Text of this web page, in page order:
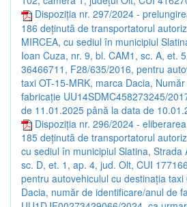
Dispoziția nr. 297/2024 -
186 deținută de transportatorul
MIRCEA, cu sediul în municipiul
Ioan Cuza, nr. 9, bl. CAM1, sc. A, et.
36466711, F28/635/2016, pentru
taxi OT-15-MRK, marca Dacia,
fabricație UU14SDMC458273245/
de 11.01.2025 până la data de
Dispoziția nr. 296/2024 -
185 deținută de transportatorul
cu sediul în municipiul Slatina, Strada
sc. D, et. 1, ap. 4, jud. Olt, CUI
pentru autovehiculul cu destinația taxi
Dacia, număr de identificare/anul de